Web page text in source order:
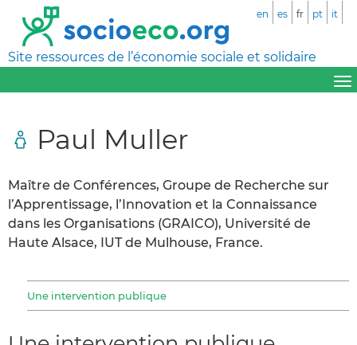
Site ressources de l’économie sociale et solidaire
en es fr pt it
Paul Muller
Maître de Conférences, Groupe de Recherche sur
l’Apprentissage, l’Innovation et la Connaissance
dans les Organisations (GRAICO), Université de
Haute Alsace, IUT de Mulhouse, France.
Une intervention publique